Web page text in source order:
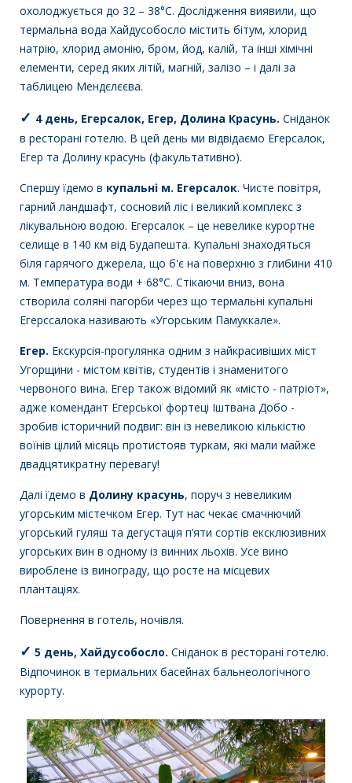
охолоджується до 32 – 38°С. Дослідження виявили, що
термальна вода Хайдусобосло містить бітум, хлорид
натрію, хлорид амонію, бром, йод, калій, та інші хімічні
елементи, серед яких літій, магній, залізо – і далі за
таблицею Мендєлєєва.
✓ 4 день, Егерсалок, Егер, Долина Красунь. Сніданок
в ресторані готелю. В цей день ми відвідаємо Егерсалок,
Егер та Долину красунь (факультативно).
Спершу їдемо в купальні м. Егерсалок. Чисте повітря,
гарний ландшафт, сосновий ліс і великий комплекс з
лікувальною водою. Егерсалок – це невелике курортне
селище в 140 км від Будапешта. Купальні знаходяться
біля гарячого джерела, що б'є на поверхню з глибини 410
м. Температура води + 68°С. Стікаючи вниз, вона
створила соляні пагорби через що термальні купальні
Егерссалока називають «Угорським Памуккале».
Егер. Екскурсія-прогулянка одним з найкрасивіших міст
Угорщини - містом квітів, студентів і знаменитого
червоного вина. Егер також відомий як «місто - патріот»,
адже комендант Егерської фортеці Іштвана Добо -
зробив історичний подвиг: він із невеликою кількістю
воїнів цілий місяць протистояв туркам, які мали майже
двадцятикратну перевагу!
Далі їдемо в Долину красунь, поруч з невеликим
угорським містечком Егер. Тут нас чекає смачнючий
угорський гуляш та дегустація п’яти сортів ексклюзивних
угорських вин в одному із винних льохів. Усе вино
вироблене із винограду, що росте на місцевих
плантаціях.
Повернення в готель, ночівля.
✓ 5 день, Хайдусобосло. Сніданок в ресторані готелю.
Відпочинок в термальних басейнах бальнеологічного
курорту.